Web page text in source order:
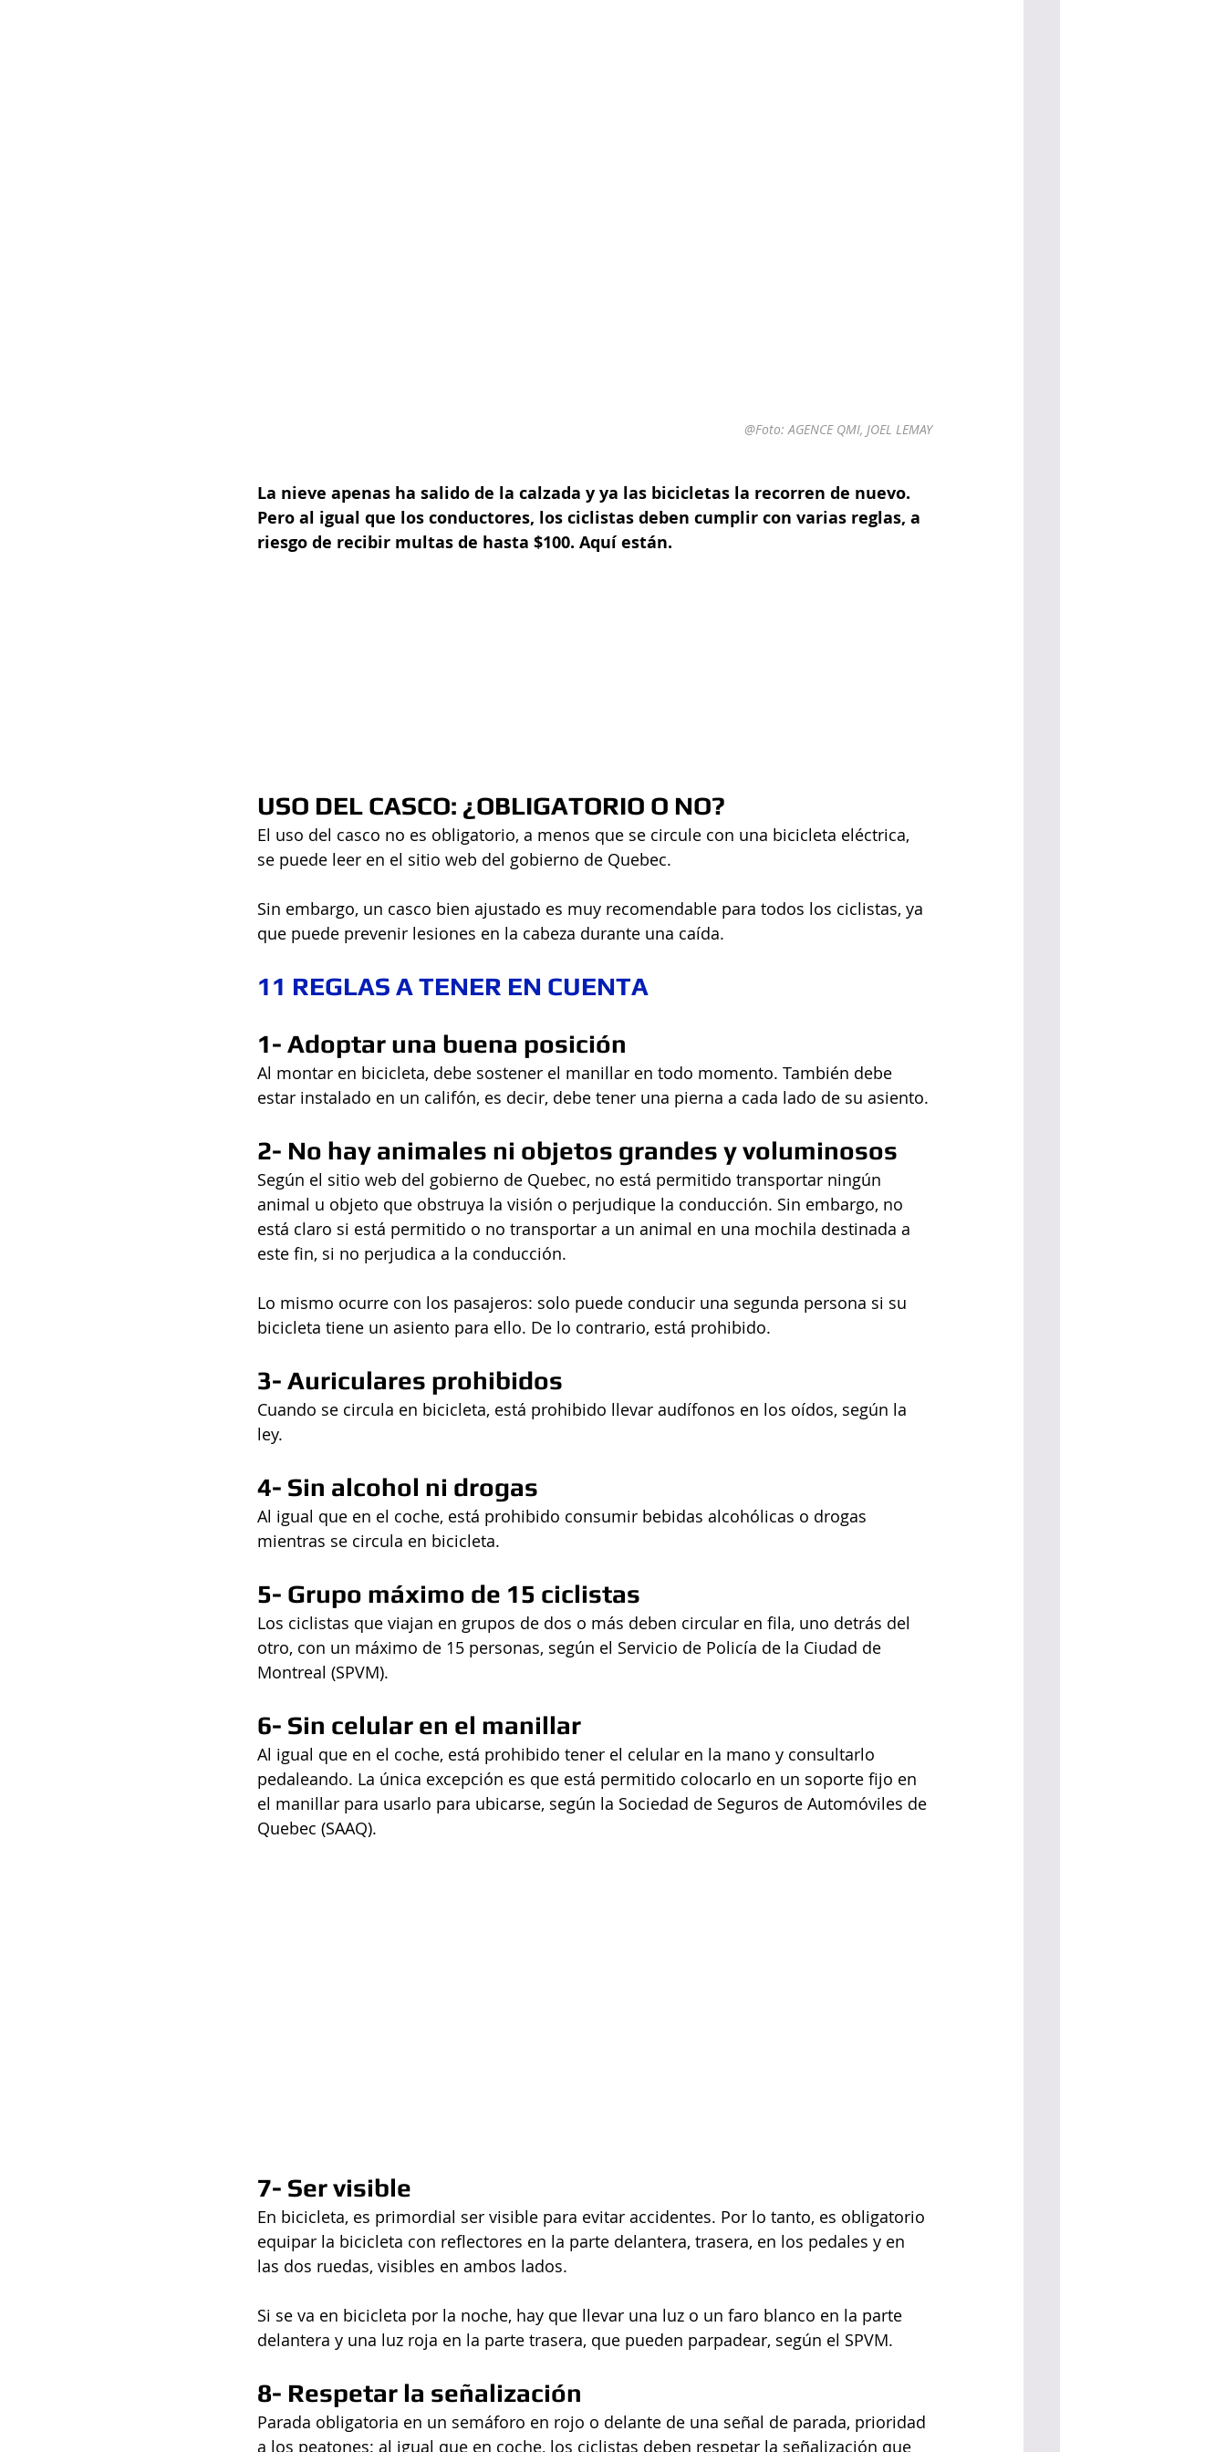
@Foto: AGENCE QMI, JOEL LEMAY
La nieve apenas ha salido de la calzada y ya las bicicletas la recorren de nuevo.
Pero al igual que los conductores, los ciclistas deben cumplir con varias reglas, a
riesgo de recibir multas de hasta $100. Aquí están.
USO DEL CASCO: ¿OBLIGATORIO O NO?
El uso del casco no es obligatorio, a menos que se circule con una bicicleta eléctrica,
se puede leer en el sitio web del gobierno de Quebec.
Sin embargo, un casco bien ajustado es muy recomendable para todos los ciclistas, ya
que puede prevenir lesiones en la cabeza durante una caída.
11 REGLAS A TENER EN CUENTA
1- Adoptar una buena posición
Al montar en bicicleta, debe sostener el manillar en todo momento. También debe
estar instalado en un califón, es decir, debe tener una pierna a cada lado de su asiento.
2- No hay animales ni objetos grandes y voluminosos
Según el sitio web del gobierno de Quebec, no está permitido transportar ningún
animal u objeto que obstruya la visión o perjudique la conducción. Sin embargo, no
está claro si está permitido o no transportar a un animal en una mochila destinada a
este fin, si no perjudica a la conducción.
Lo mismo ocurre con los pasajeros: solo puede conducir una segunda persona si su
bicicleta tiene un asiento para ello. De lo contrario, está prohibido.
3- Auriculares prohibidos
Cuando se circula en bicicleta, está prohibido llevar audífonos en los oídos, según la
ley.
4- Sin alcohol ni drogas
Al igual que en el coche, está prohibido consumir bebidas alcohólicas o drogas
mientras se circula en bicicleta.
5- Grupo máximo de 15 ciclistas
Los ciclistas que viajan en grupos de dos o más deben circular en fila, uno detrás del
otro, con un máximo de 15 personas, según el Servicio de Policía de la Ciudad de
Montreal (SPVM).
6- Sin celular en el manillar
Al igual que en el coche, está prohibido tener el celular en la mano y consultarlo
pedaleando. La única excepción es que está permitido colocarlo en un soporte fijo en
el manillar para usarlo para ubicarse, según la Sociedad de Seguros de Automóviles de
Quebec (SAAQ).
7- Ser visible
En bicicleta, es primordial ser visible para evitar accidentes. Por lo tanto, es obligatorio
equipar la bicicleta con reflectores en la parte delantera, trasera, en los pedales y en
las dos ruedas, visibles en ambos lados.
Si se va en bicicleta por la noche, hay que llevar una luz o un faro blanco en la parte
delantera y una luz roja en la parte trasera, que pueden parpadear, según el SPVM.
8- Respetar la señalización
Parada obligatoria en un semáforo en rojo o delante de una señal de parada, prioridad
a los peatones: al igual que en coche, los ciclistas deben respetar la señalización que